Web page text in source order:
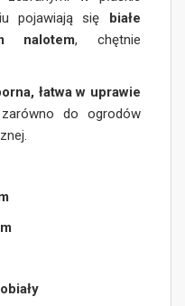
pojawiają się białe
nalotem, chętnie
łatwa w uprawie
do ogrodów